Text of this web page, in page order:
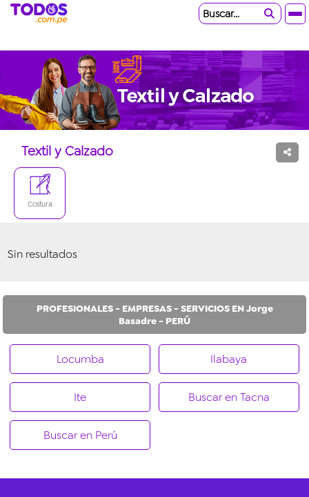
Buscar...
Textil y Calzado
Costura
Sin resultados
PROFESIONALES - EMPRESAS - SERVICIOS EN Jorge
Basadre - PERÚ
Locumba Ilabaya
Ite Buscar en Tacna
Buscar en Perú